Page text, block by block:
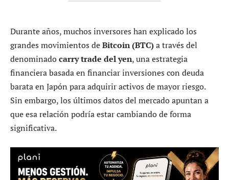
Durante años, muchos inversores han explicado los
grandes movimientos deBitcoin (BTC)a través del
denominadocarry trade del yen, una estrategia
financiera basada en financiar inversiones con deuda
barata en Japón para adquirir activos de mayor riesgo.
Sin embargo, los últimos datos del mercado apuntan a
que esa relación podría estar cambiando de forma
significativa.